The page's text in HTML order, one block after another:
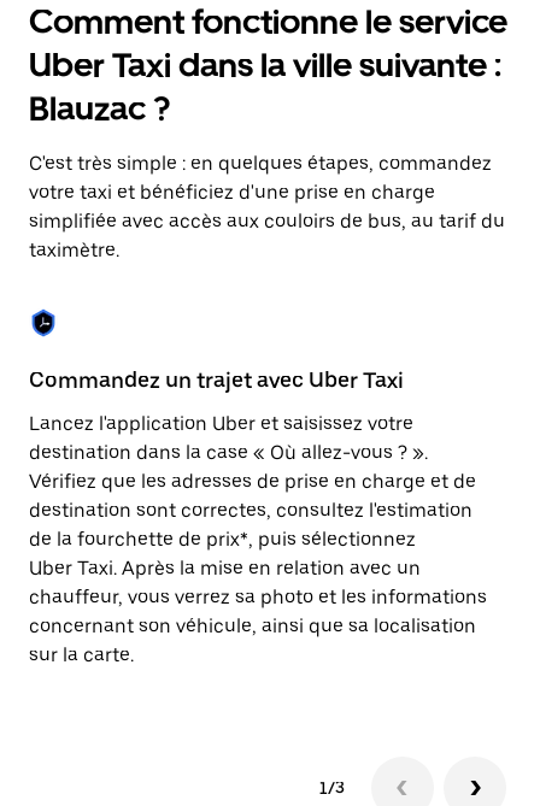
bas
pour
ouvrir
le
calendrier
et
une
date.
Appuyez
sur
la
pour
fermer
calendrier.
Comment fonctionne le service
Uber Taxi dans la ville suivante :
Blauzac ?
C'est très simple : en quelques étapes, commandez
votre taxi et bénéficiez d'une prise en charge
simplifiée avec accès aux couloirs de bus, au tarif du
taximètre.
Commandez un trajet avec Uber Taxi
Lancez l'application Uber et saisissez votre
destination dans la case « Où allez-vous ? ».
Vérifiez que les adresses de prise en charge et de
destination sont correctes, consultez l'estimation
de la fourchette de prix*, puis sélectionnez
Uber Taxi. Après la mise en relation avec un
chauffeur, vous verrez sa photo et les informations
concernant son véhicule, ainsi que sa localisation
sur la carte.
1/3